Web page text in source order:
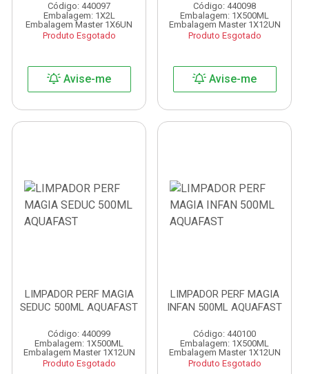
Código: 440097
Embalagem: 1X2L
Embalagem Master 1X6UN
Produto Esgotado
Avise-me
Código: 440098
Embalagem: 1X500ML
Embalagem Master 1X12UN
Produto Esgotado
Avise-me
LIMPADOR PERF MAGIA
SEDUC 500ML AQUAFAST
Código: 440099
Embalagem: 1X500ML
Embalagem Master 1X12UN
Produto Esgotado
LIMPADOR PERF MAGIA
INFAN 500ML AQUAFAST
Código: 440100
Embalagem: 1X500ML
Embalagem Master 1X12UN
Produto Esgotado